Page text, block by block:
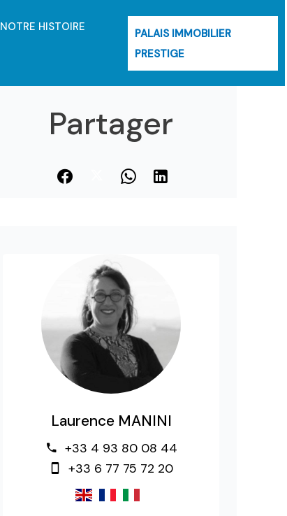
NOTRE HISTOIRE
PALAIS IMMOBILIER
PRESTIGE
Partager
Laurence MANINI
+33 4 93 80 08 44
+33 6 77 75 72 20